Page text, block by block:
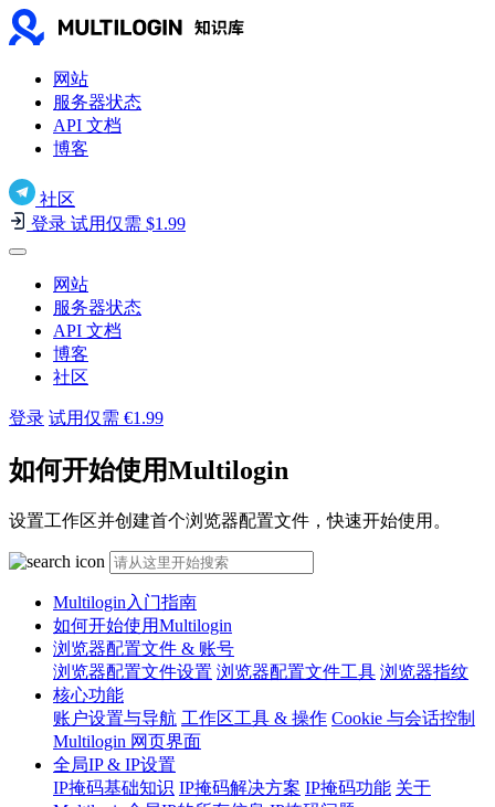
网站
服务器状态
API 文档
博客
社区
登录 试用仅需 $1.99
网站
服务器状态
API 文档
博客
社区
登录 试用仅需 €1.99
如何开始使用Multilogin
设置工作区并创建首个浏览器配置文件，快速开始使用。
Multilogin入门指南
如何开始使用Multilogin
浏览器配置文件 & 账号
浏览器配置文件设置 浏览器配置文件工具 浏览器指纹
核心功能
账户设置与导航 工作区工具 & 操作 Cookie 与会话控制
Multilogin 网页界面
全局IP & IP设置
IP掩码基础知识 IP掩码解决方案 IP掩码功能 关于